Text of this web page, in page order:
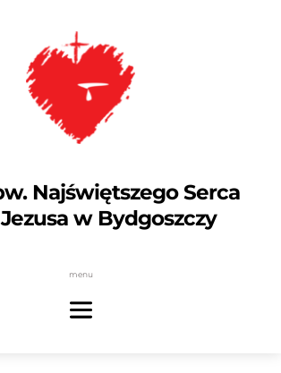
Najświętszego Serca
w Bydgoszczy
menu